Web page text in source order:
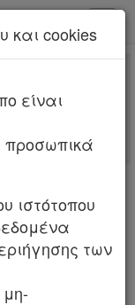
Περισσότερα
1984 (Δ’
291)
για
Δ.Κ.
και cookies
είναι
ιστότοπου
των